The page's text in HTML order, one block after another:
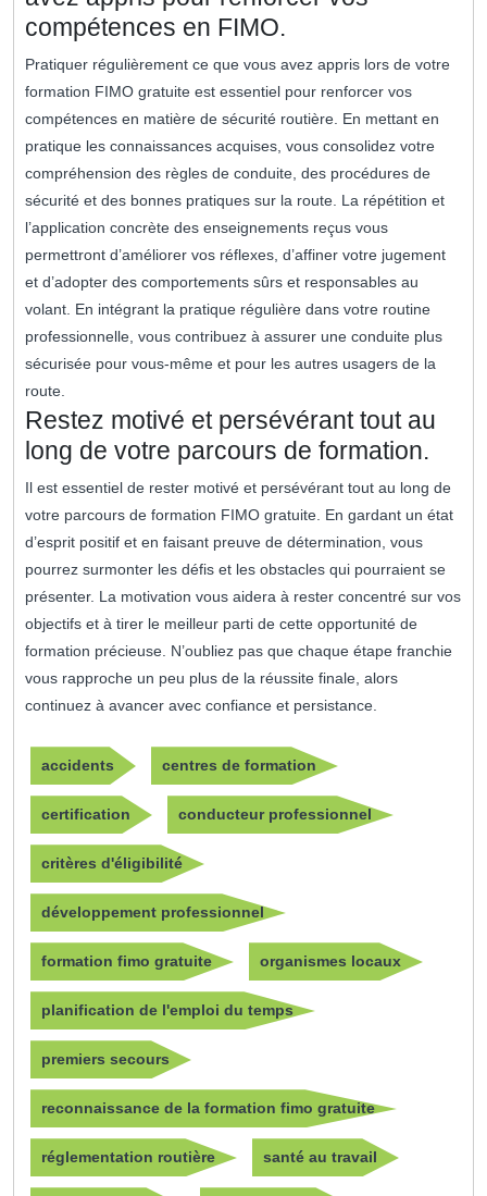
compétences en FIMO.
Pratiquer régulièrement ce que vous avez appris lors de votre
formation FIMO gratuite est essentiel pour renforcer vos
compétences en matière de sécurité routière. En mettant en
pratique les connaissances acquises, vous consolidez votre
compréhension des règles de conduite, des procédures de
sécurité et des bonnes pratiques sur la route. La répétition et
l’application concrète des enseignements reçus vous
permettront d’améliorer vos réflexes, d’affiner votre jugement
et d’adopter des comportements sûrs et responsables au
volant. En intégrant la pratique régulière dans votre routine
professionnelle, vous contribuez à assurer une conduite plus
sécurisée pour vous-même et pour les autres usagers de la
route.
Restez motivé et persévérant tout au
long de votre parcours de formation.
Il est essentiel de rester motivé et persévérant tout au long de
votre parcours de formation FIMO gratuite. En gardant un état
d’esprit positif et en faisant preuve de détermination, vous
pourrez surmonter les défis et les obstacles qui pourraient se
présenter. La motivation vous aidera à rester concentré sur vos
objectifs et à tirer le meilleur parti de cette opportunité de
formation précieuse. N’oubliez pas que chaque étape franchie
vous rapproche un peu plus de la réussite finale, alors
continuez à avancer avec confiance et persistance.
accidents centres de formation
certification conducteur professionnel
critères d'éligibilité
développement professionnel
formation fimo gratuite organismes locaux
planification de l'emploi du temps
premiers secours
reconnaissance de la formation fimo gratuite
réglementation routière santé au travail